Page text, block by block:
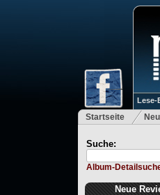
Lese-
Startseite
Suche:
Album-
Neue